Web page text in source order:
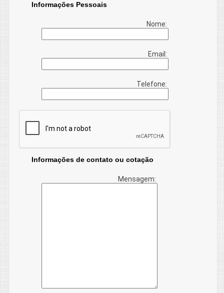
Informações Pessoais
Nome:
Email:
Telefone:
Informações de contato ou cotação
Mensagem: